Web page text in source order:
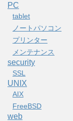
PC
tablet
ノートパソコン
プリンター
メンテナンス
security
SSL
UNIX
AIX
FreeBSD
web